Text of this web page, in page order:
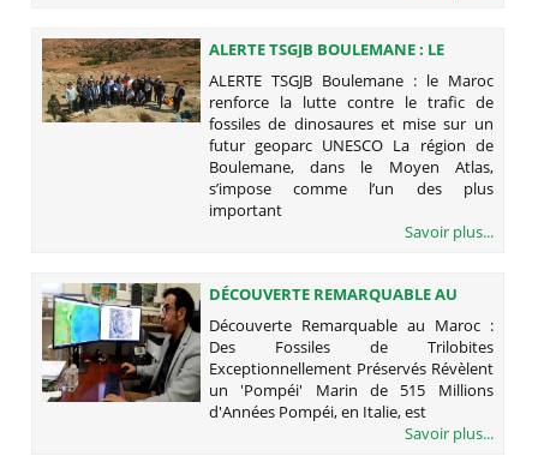
ALERTE TSGJB BOULEMANE : LE
MAROC RENFORCE LA LUTTE
CONTRE LE TRAFIC DE FOSSILES DE
DINOSAURES ET MISE SUR UN FUTUR
GEOPARC UNESCO
ALERTE TSGJB Boulemane : le Maroc
renforce la lutte contre le trafic de
fossiles de dinosaures et mise sur un
futur geoparc UNESCO La région de
Boulemane, dans le Moyen Atlas,
s’impose comme l’un des plus
important
Savoir plus...
DÉCOUVERTE REMARQUABLE AU
MAROC : DES FOSSILES DE
TRILOBITES EXCEPTIONNELLEMENT
PRÉSERVÉS RÉVÈLENT UN 'POMPÉI'
MARIN DE 515 MILLIONS D'ANNÉES
Découverte Remarquable au Maroc :
Des Fossiles de Trilobites
Exceptionnellement Préservés Révèlent
un 'Pompéi' Marin de 515 Millions
d'Années Pompéi, en Italie, est
Savoir plus...